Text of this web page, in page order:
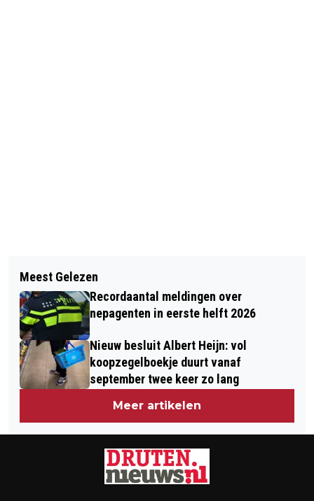
LANDELIJKE OPHOKPLICHT PLUIMVEE
VANWEGE VOGELGRIEP
VERGEET-MIJ-NIET-ROUTE IN DRUTEN
OFFICIEEL GEOPEND
Meest Gelezen
Recordaantal meldingen over
nepagenten in eerste helft 2026
Nieuw besluit Albert Heijn: vol
koopzegelboekje duurt vanaf
september twee keer zo lang
Meer artikelen